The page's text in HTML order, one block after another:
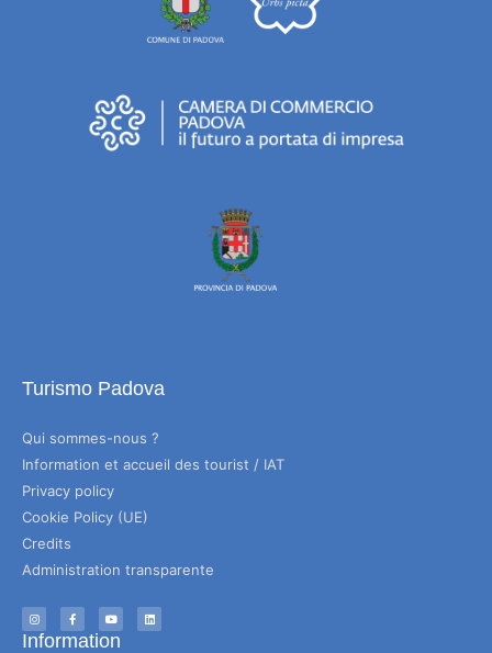
Turismo Padova
Qui sommes-nous ?
Information et accueil des tourist / IAT
Privacy policy
Cookie Policy (UE)
Credits
Administration transparente
Information